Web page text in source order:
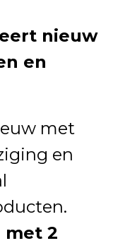
nieuw
en
met
en
met 2